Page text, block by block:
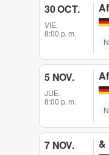
30 OCT.
VIE.
8:00 p. m.
5 NOV.
JUE.
8:00 p. m.
7 NOV. &